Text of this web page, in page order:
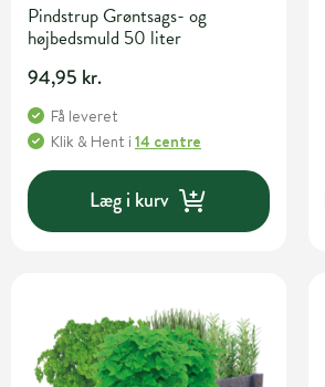
Pindstrup Grøntsags- og
højbedsmuld 50 liter
94,95 kr.
Få leveret
Klik & Hent i 14 centre
Læg i kurv